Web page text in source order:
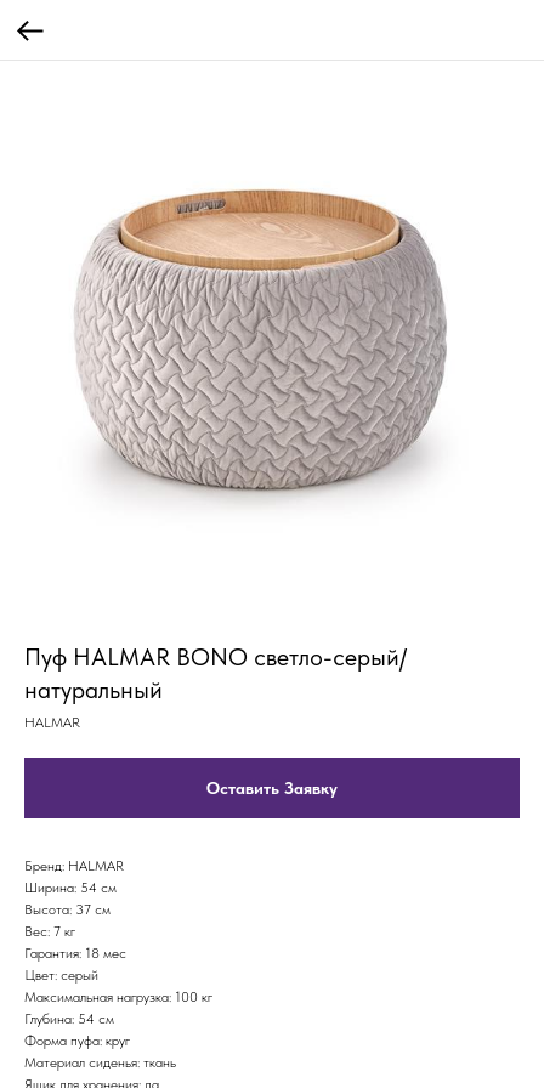
Пуф HALMAR BONO светло-серый/
натуральный
HALMAR
Оставить Заявку
Бренд: HALMAR
Ширина: 54 см
Высота: 37 см
Вес: 7 кг
Гарантия: 18 мес
Цвет: серый
Максимальная нагрузка: 100 кг
Глубина: 54 см
Форма пуфа: круг
Материал сиденья: ткань
Ящик для хранения: да